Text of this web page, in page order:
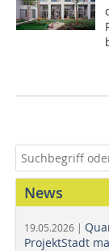
News
19.05.2026 |
ProjektStadt